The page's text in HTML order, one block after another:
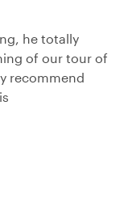
he totally
of our tour of
recommend